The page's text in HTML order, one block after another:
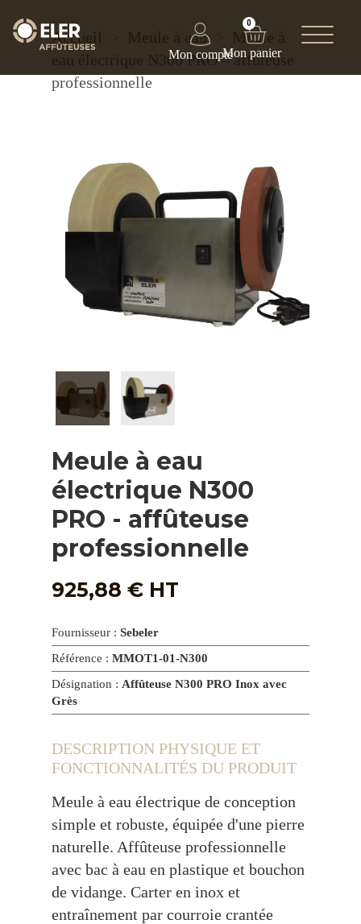
0
Accueil Meule à eau
Meule à
eau électrique N300 PRO – affûteuse
professionnelle
Meule à eau
électrique N300
PRO - affûteuse
professionnelle
925,88 € HT
Fournisseur : Sebeler
Référence : MMOT1-01-N300
Désignation : Affûteuse N300 PRO Inox avec
Grès
DESCRIPTION PHYSIQUE ET
FONCTIONNALITÉS DU PRODUIT
Meule à eau électrique de conception
simple et robuste, équipée d'une pierre
naturelle. Affûteuse professionnelle
avec bac à eau en plastique et bouchon
de vidange. Carter en inox et
entraînement par courroie crantée